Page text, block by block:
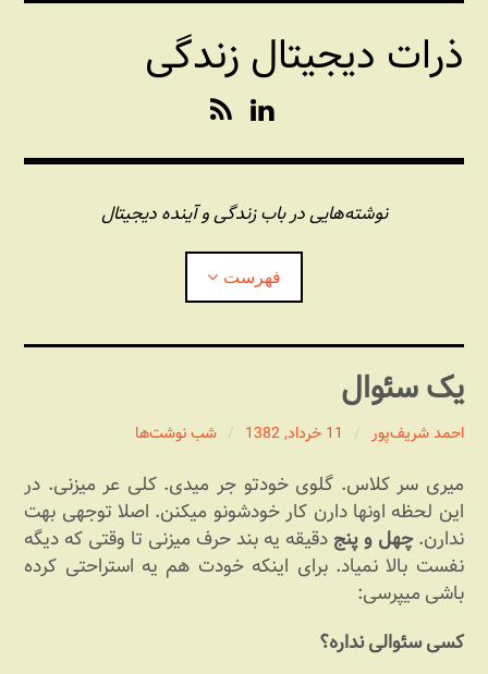
رفتن
محتواذرات دیجیتال زندگی
n
k
e
d
I
n
S
نوشته‌هایی در باب زندگی و آینده دیجیتال
فهرست
درباره این وبلاگ
مجله شبکه
پندهای یونیکسی استاد «فو» بازکردن
یک سئوال
احمد شریف‌پور 11 خرداد, 1382 شب نوشت‌ها
میری سر کلاس. گلوی خودتو جر میدی. کلی عر میزنی. در
این لحظه اونها دارن کار خودشونو میکنن. اصلا توجهی بهت
ندارن.چهل و پنجدقیقه یه بند حرف میزنی تا وقتی که دیگه
نفست بالا نمیاد. برای اینکه خودت هم یه استراحتی کرده
باشی میپرسی:
کسی سئوالی نداره؟